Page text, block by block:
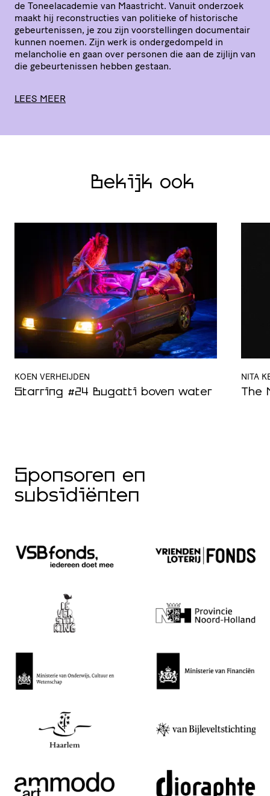
de Toneel­aca­demie van Maastricht. Vanuit onderzoek
maakt hij recon­struc­ties van politieke of historische
gebeur­te­nissen, je zou zijn voor­stel­lingen documentair
kunnen noemen. Zijn werk is onder­ge­dom­peld in
melancholie en gaan over personen die aan de zijlijn van
die gebeur­te­nissen hebben gestaan.
LEES MEER
Bekijk ook
KOEN VERHEIJDEN
Starring #24 Bugatti boven water
NITA
The
Sponsoren en
subsidiënten